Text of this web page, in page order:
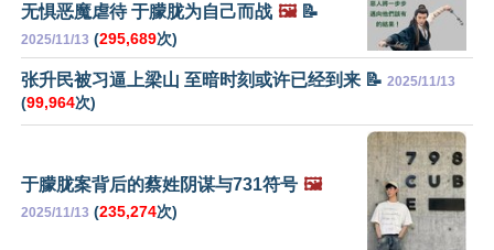
无惧恶魔虐待 于朦胧为自己而战 🖼️📝
2025/11/13 (295,689次)
张升民被习逼上梁山 至暗时刻或许已经到来 📝 2025/11/13
(99,964次)
于朦胧案背后的蔡姓阴谋与731符号 🖼️
2025/11/13 (235,274次)